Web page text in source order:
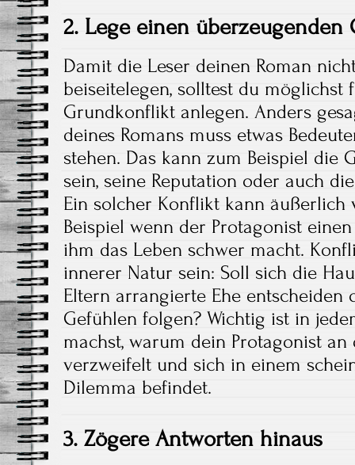
2. Lege einen überzeugenden
Damit die Leser deinen Roman
beiseitelegen, solltest du möglichst
Grundkonflikt anlegen. Anders
deines Romans muss etwas
stehen. Das kann zum Beispiel die
sein, seine Reputation oder auch
Ein solcher Konflikt kann äußerlich
Beispiel wenn der Protagonist
ihm das Leben schwer macht.
innerer Natur sein: Soll sich die
Eltern arrangierte Ehe entscheiden
Gefühlen folgen? Wichtig ist in
machst, warum dein Protagonist
verzweifelt und sich in einem
Dilemma befindet.
3. Zögere Antworten hinaus